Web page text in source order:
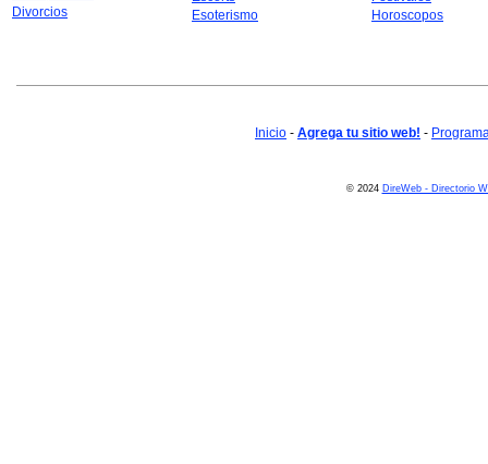
Divorcios
Esoterismo
Horoscopos
Inicio - Agrega tu sitio web! -
© 2024 DireWeb - Directorio